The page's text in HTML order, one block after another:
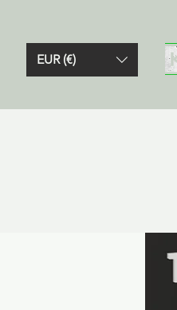
EUR (€)